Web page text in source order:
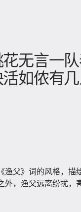
无言一队
如侬有几
父》词的风格，描
外，渔父远离纷扰，